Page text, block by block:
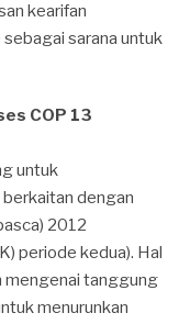
kearifan
sarana untuk
COP 13
untuk
dengan
2012
periode kedua). Hal
mengenai tanggung
menurunkan